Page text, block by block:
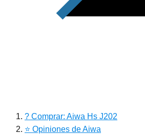
? Comprar: Aiwa Hs J202
⭐ Opiniones de Aiwa